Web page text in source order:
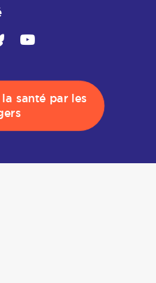
santé par les